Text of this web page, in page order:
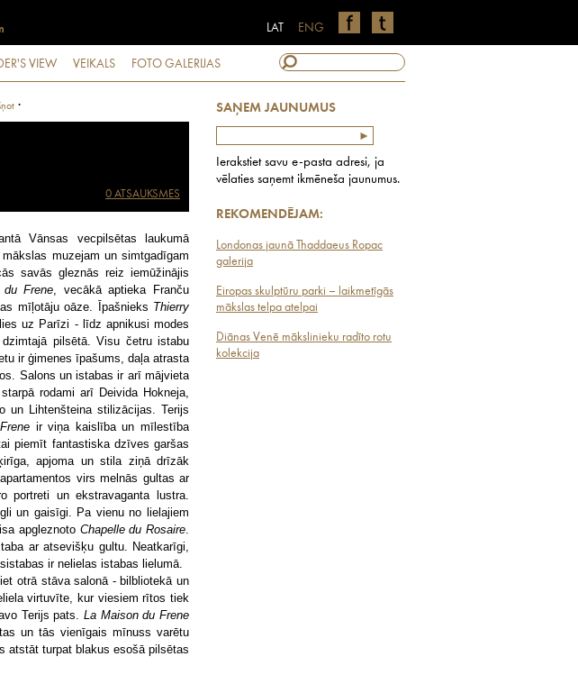
ENG
LAT
VIEW VEIKALS FOTO GALERIJAS
SAŅEM JAUNUMUS
Ierakstiet savu e-pasta adresi, ja
vēlaties saņemt ikmēneša jaunumus.
REKOMENDĒJAM:
Londonas jaunā Thaddaeus Ropac
galerija
Eiropas skulptūru parki – laikmetīgās
mākslas telpa atelpai
Diānas Venē mākslinieku radīto rotu
kolekcija
·
0 ATSAUKSMES
Vānsas vecpilsētas laukumā
muzejam un simtgadīgam
savās gleznās reiz iemūžinājis
du Frene, vecākā aptieka Franču
mīļotāju oāze. Īpašnieks Thierry
uz Parīzi - līdz apnikusi modes
pilsētā. Visu četru istabu
ir ģimenes īpašums, daļa atrasta
Salons un istabas ir arī mājvieta
rodami arī Deivida Hokneja,
un Lihtenšteina stilizācijas. Terijs
ir viņa kaislība un mīlestība
piemīt fantastiska dzīves garšas
apjoma un stila ziņā drīzāk
virs melnās gultas ar
portreti un ekstravaganta lustra.
un gaisīgi. Pa vienu no lielajiem
apgleznoto Chapelle du Rosaire.
ar atsevišķu gultu. Neatkarīgi,
ir nelielas istabas lielumā.
otrā stāva salonā - bilbliotekā un
virtuvīte, kur viesiem rītos tiek
Terijs pats.La Maison du Frene
un tās vienīgais mīnuss varētu
atstāt turpat blakus esošā pilsētas